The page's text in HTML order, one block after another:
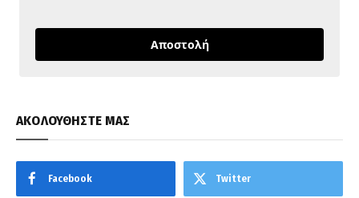
Αποστολή
ΑΚΟΛΟΥΘΗΣΤΕ ΜΑΣ
Facebook Twitter